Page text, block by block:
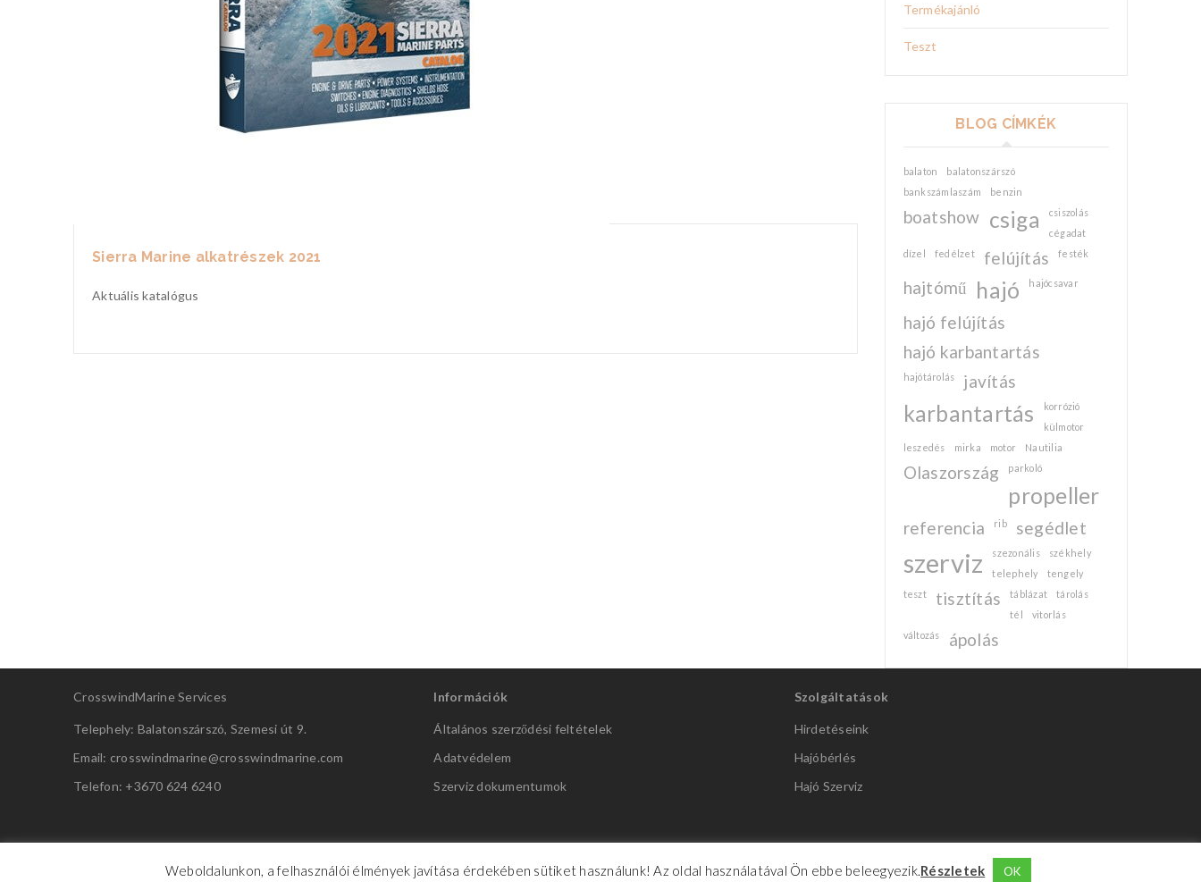
Sierra Marine alkatrészek 2021
Aktuális katalógus
Termékajánló
Teszt
BLOG CÍMKÉK
balaton
balatonszárszó
bankszámlaszám
benzin
boatshow csiga
csiszolás
cégadat
dízel
fedélzet felújítás festék
hajtómű hajó hajócsavar
hajó felújítás
hajó karbantartás
hajótárolás javítás
karbantartás
korrózió
külmotor
leszedés
mirka motor Nautilia
Olaszország parkoló
propeller
referencia rib segédlet
szerviz szezonális
székhely
telephely
tengely
teszt
tisztítás táblázat
tárolás
tél
vitorlás
változás
ápolás
CrosswindMarine Services
Telephely: Balatonszárszó, Szemesi út 9.
Email: crosswindmarine@crosswindmarine.com
Telefon: +3670 624 6240
Információk
Általános szerződési feltételek
Adatvédelem
Szerviz dokumentumok
Szolgáltatások
Hirdetéseink
Hajóbérlés
Hajó Szerviz
CrosswindMarine Services 2025
Weboldalunkon, a felhasználói élmények javítása érdekében sütiket használunk! Az oldal használatával Ön ebbe beleegyezik.Részletek OK